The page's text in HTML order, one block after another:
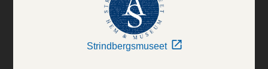
Strindbergsmuseet